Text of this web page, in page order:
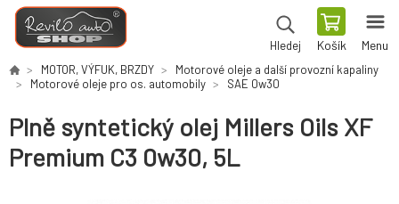
Hledej Košík Menu
MOTOR, VÝFUK, BRZDY
Motorové oleje a další provozní kapaliny
Motorové oleje pro os. automobily
SAE 0w30
Plně syntetický olej Millers Oils XF
Premium C3 0w30, 5L